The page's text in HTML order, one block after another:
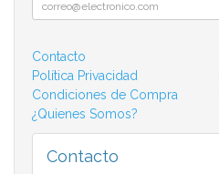
Contacto
Política Privacidad
Condiciones de Compra
¿Quienes Somos?
Contacto